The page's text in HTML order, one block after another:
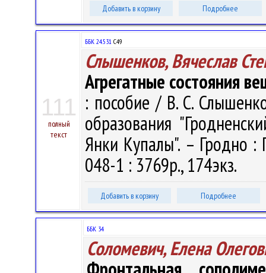
Добавить в корзину Подробнее
111
полный
текст
ББК 24.531 С49
Слышенков, Вячеслав
Агрегатные состояния
: пособие / В. С.
образования
Янки Купалы". – Гродно :
048-1 : 3769р., 174экз.
Добавить в корзину Подробнее
ББК 34
Соломевич, Елена